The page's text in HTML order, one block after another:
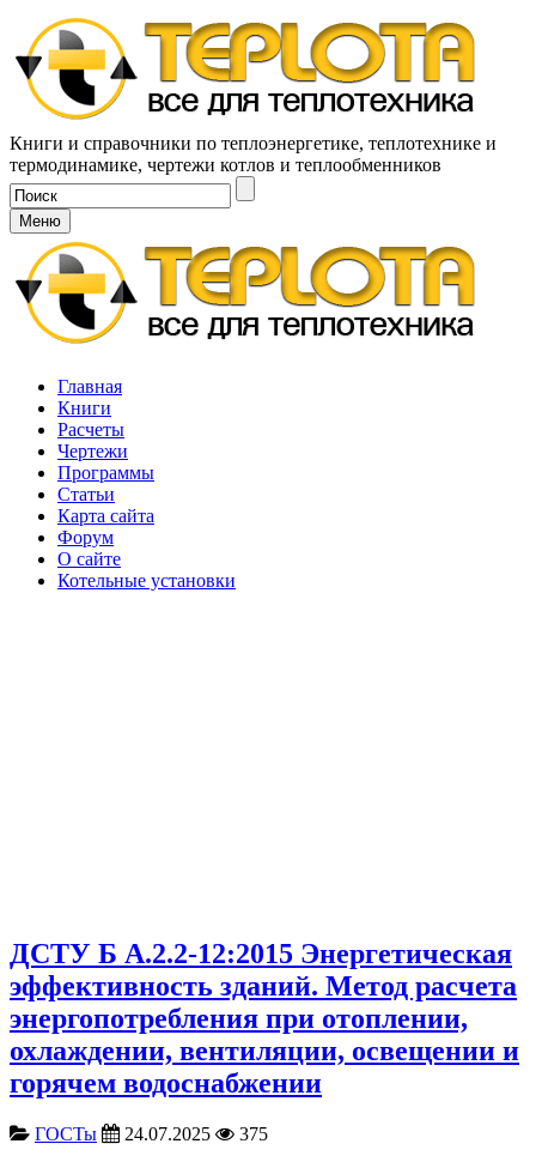
Книги и справочники по теплоэнергетике, теплотехнике и
термодинамике, чертежи котлов и теплообменников
Меню
Главная
Книги
Расчеты
Чертежи
Программы
Статьи
Карта сайта
Форум
О сайте
Котельные установки
ДСТУ Б А.2.2-12:2015 Энергетическая
эффективность зданий. Метод расчета
энергопотребления при отоплении,
охлаждении, вентиляции, освещении и
горячем водоснабжении
ГОСТы 24.07.2025
375